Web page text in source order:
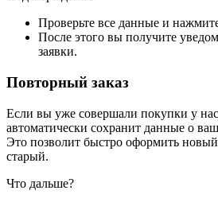
Проверьте все данные и
После этого вы получите
заявки.
Повторный заказ
Если вы уже совершали покупки у
автоматически сохранит данные о
Это позволит быстро оформить
старый.
Что дальше?